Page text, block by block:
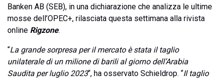
Banken AB (SEB), in una dichiarazione che analizza le ultime
mosse dell’OPEC+, rilasciata questa settimana alla rivista
online Rigzone.
“La grande sorpresa per il mercato è stata il taglio
unilaterale di un milione di barili al giorno dell’Arabia
Saudita per luglio 2023“, ha osservato Schieldrop. “Il taglio